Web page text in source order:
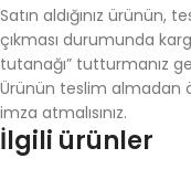
Satın aldığınız ürünün,
çıkması durumunda
tutanağı” tutturmanız
Ürünün teslim almadan
imza atmalısınız.
İlgili ürünler